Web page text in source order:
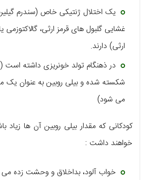
یک اختلال ژنتیکی خاص (سندرم
غشایی گلبول های قرمز ارثی، گالاکتوزمی
ارثی) دارند.
در ذهنگام تولد خونریزی داشته است
شکسته شده و بیلی روبین به عنوان یک
می شود)
کودکانی که مقدار بیلی روبین آن ها زیاد
خواهند داشت :
خواب آلود، بداخلاق و وحشت زده